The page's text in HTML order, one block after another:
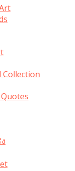
Collection